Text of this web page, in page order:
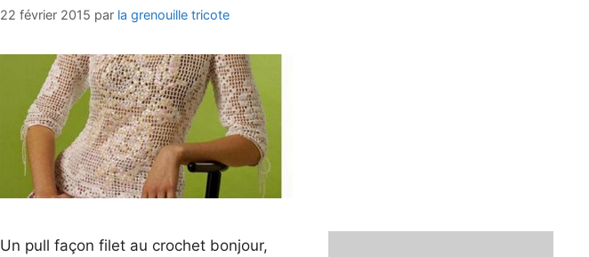
22 février 2015 par la grenouille tricote
Un pull façon filet au crochet bonjour,